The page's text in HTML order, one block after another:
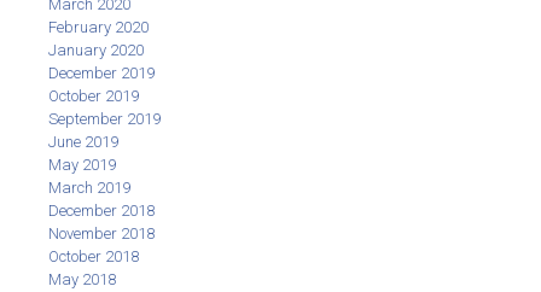
March 2020
February 2020
January 2020
December 2019
October 2019
September 2019
June 2019
May 2019
March 2019
December 2018
November 2018
October 2018
May 2018